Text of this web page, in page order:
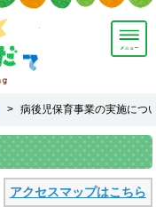
しろさとこそだて
> 病後児保育事業の実施につ
アクセスマップはこちら